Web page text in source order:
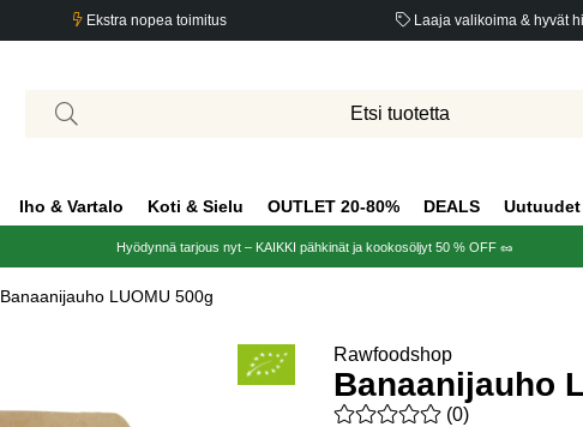
Ekstra nopea toimitus Laaja valikoima & hyvät
Iho & Vartalo Koti & Sielu OUTLET 20-80% DEALS Uutuudet
Hyödynnä tarjous nyt – KAIKKI pähkinät ja kookosöljyt 50 % OFF 🥜
Banaanijauho LUOMU 500g
Rawfoodshop
Banaanijauho
Keskiarvoluokitus 0 / 5
(0)